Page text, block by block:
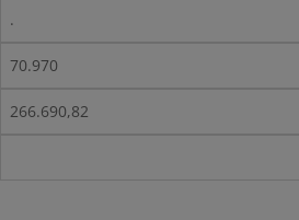
.
70.970
266.690,82